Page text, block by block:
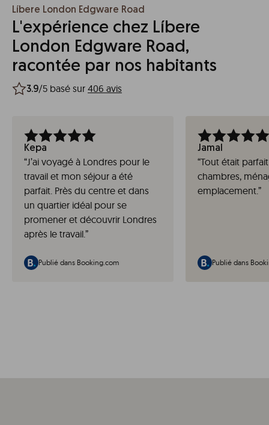
Líbere London Edgware Road
L'expérience chez Líbere
London Edgware Road,
racontée par nos habitants
3.9/5 basé sur 406 avis
Kepa
“J’ai voyagé à Londres pour le
travail et mon séjour a été
parfait. Près du centre et dans
un quartier idéal pour se
promener et découvrir Londres
après le travail.”
Publié dans Booking.com
Jamal
“Tout était
chambres,
emplacement.”
Publié dans